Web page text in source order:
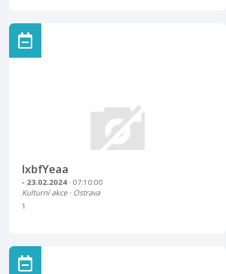
lxbfYeaa
- 23.02.2024 · 07:10:00
Kulturní akce · Ostrava
1